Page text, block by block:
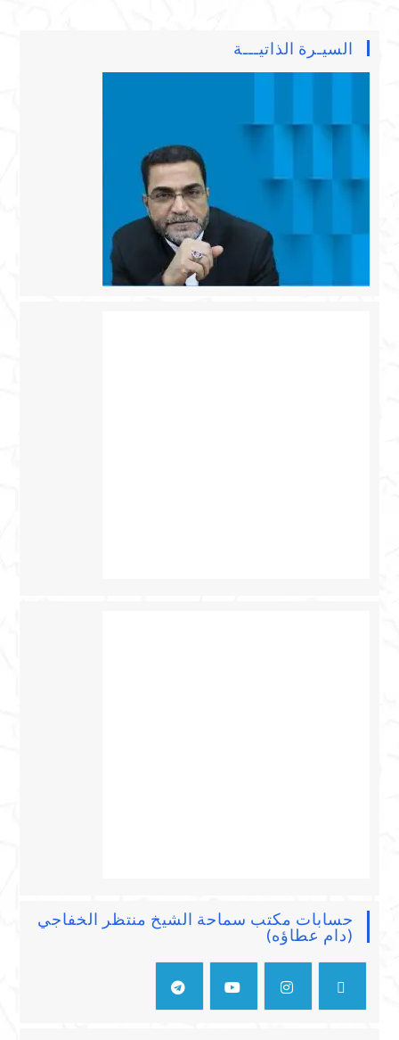
السيـرة الذاتيـــة
حسابات مكتب سماحة الشيخ منتظر الخفاجي
(دام عطاؤه)